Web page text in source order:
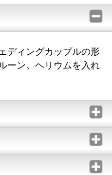
ディングカップルの形
ーン。ヘリウムを入れ